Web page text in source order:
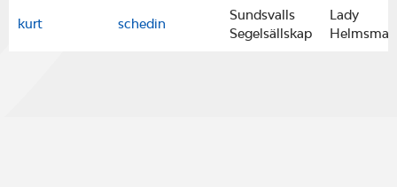
kurt schedin
Sundsvalls
Segelsällskap
Lady
Helmsman